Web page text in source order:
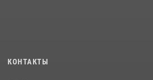
10 июля 2026, 06:21
КОНТАКТЫ